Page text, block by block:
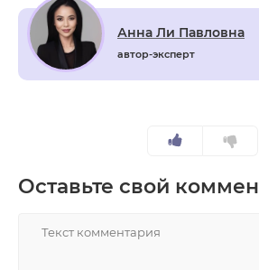
Анна Ли Павловна
автор-эксперт
Оставьте свой